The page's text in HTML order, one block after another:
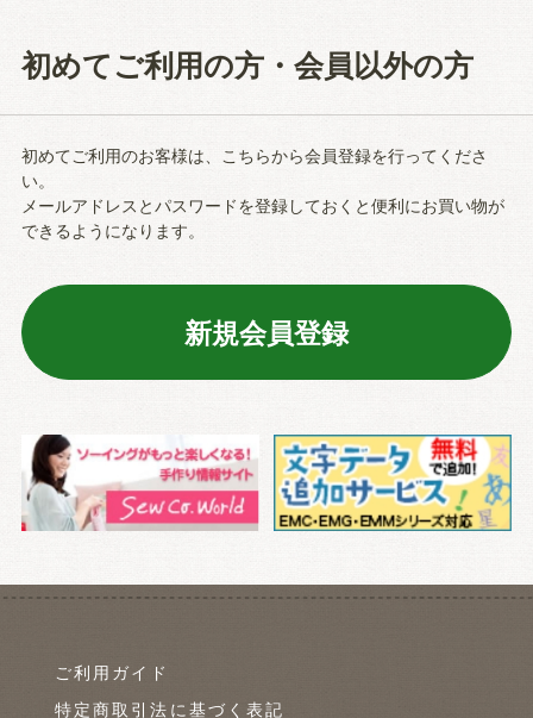
初めてご利用の方・会員以外の方
初めてご利用のお客様は、こちらから会員登録を行ってくださ
い。
メールアドレスとパスワードを登録しておくと便利にお買い物が
できるようになります。
ご利用ガイド
特定商取引法に基づく表記